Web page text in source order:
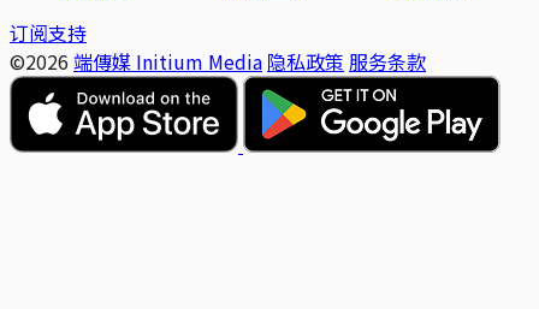
订阅支持
©2026 端傳媒 Initium Media 隐私政策 服务条款